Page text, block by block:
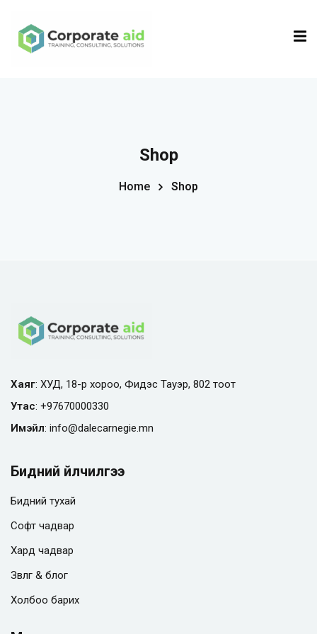
Shop
Home Shop
Хаяг: ХУД, 18-р хороо, Фидэс Тауэр, 802 тоот
Утас: +97670000330
Имэйл: info@dalecarnegie.mn
Бидний үйлчилгээ
Бидний тухай
Софт чадвар
Хард чадвар
Зөвлөгөө & блог
Холбоо барих
Sign in